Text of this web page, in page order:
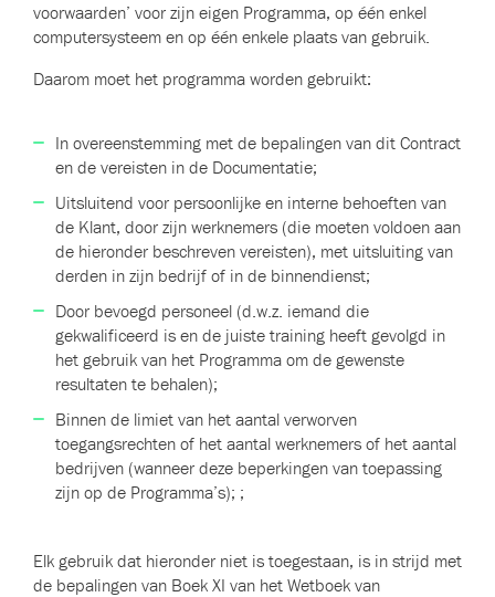
voorwaarden’ voor zijn eigen Programma, op één enkel
computersysteem en op één enkele plaats van gebruik.
Daarom moet het programma worden gebruikt:
In overeenstemming met de bepalingen van dit Contract
en de vereisten in de Documentatie;
Uitsluitend voor persoonlijke en interne behoeften van
de Klant, door zijn werknemers (die moeten voldoen aan
de hieronder beschreven vereisten), met uitsluiting van
derden in zijn bedrijf of in de binnendienst;
Door bevoegd personeel (d.w.z. iemand die
gekwalificeerd is en de juiste training heeft gevolgd in
het gebruik van het Programma om de gewenste
resultaten te behalen);
Binnen de limiet van het aantal verworven
toegangsrechten of het aantal werknemers of het aantal
bedrijven (wanneer deze beperkingen van toepassing
zijn op de Programma’s); ;
Elk gebruik dat hieronder niet is toegestaan, is in strijd met
de bepalingen van Boek XI van het Wetboek van